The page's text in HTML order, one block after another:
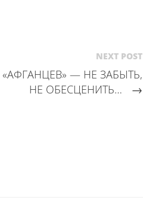
NEXT POST
— НЕ ЗАБЫТЬ,
НЕ ОБЕСЦЕНИТЬ…
→